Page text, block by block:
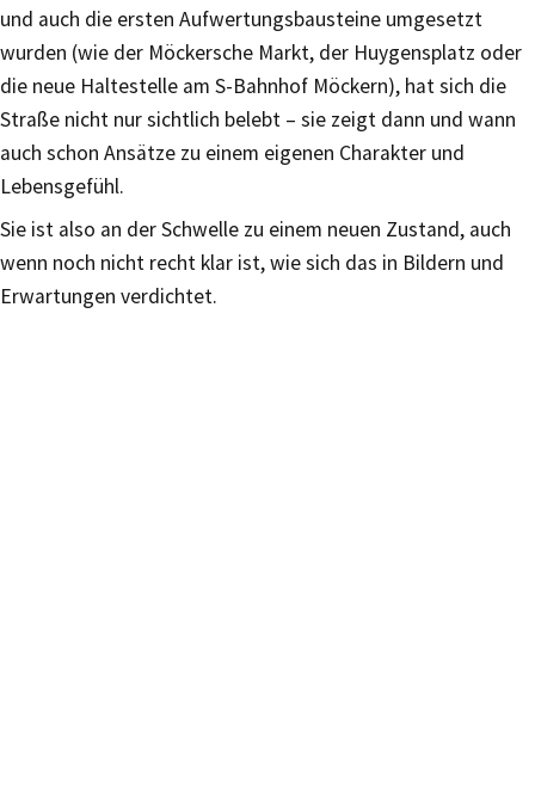
und auch die ersten Aufwertungsbausteine umgesetzt
wurden (wie der Möckersche Markt, der Huygensplatz oder
die neue Haltestelle am S-Bahnhof Möckern), hat sich die
Straße nicht nur sichtlich belebt – sie zeigt dann und wann
auch schon Ansätze zu einem eigenen Charakter und
Lebensgefühl.
Sie ist also an der Schwelle zu einem neuen Zustand, auch
wenn noch nicht recht klar ist, wie sich das in Bildern und
Erwartungen verdichtet.